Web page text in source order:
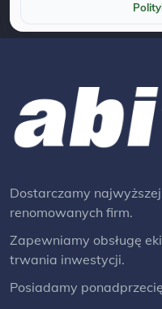
Dostarczamy
renomowanych firm.
Zapewniamy obsługę
trwania inwestycji.
Posiadamy